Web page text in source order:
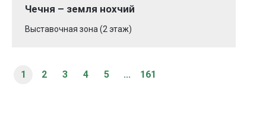
Чечня – земля нохчий
Выставочная зона (2 этаж)
1 2 3 4 5 ... 161